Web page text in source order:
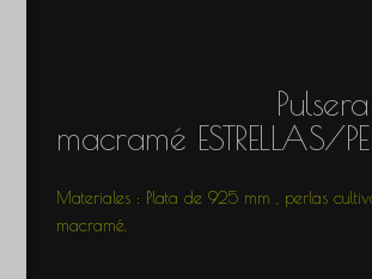
Pulsera
macramé ESTRELLAS/
Materiales : Plata de 925 mm , perlas
macramé.